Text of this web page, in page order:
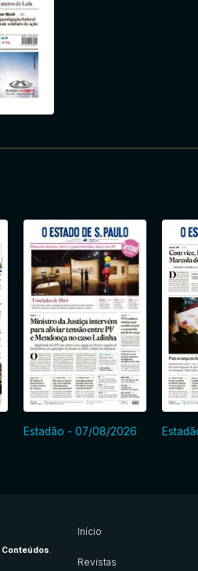
Estadão - 07/08/2026
Conteúdos
Início
Revistas